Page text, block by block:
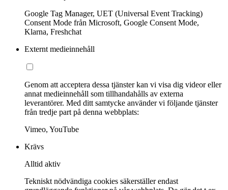
Google Tag Manager, UET (Universal Event Tracking)
Consent Mode från Microsoft, Google Consent Mode,
Klarna, Freshchat
Externt medieinnehåll
Genom att acceptera dessa tjänster kan vi visa dig videor eller
annat medieinnehåll som tillhandahålls av externa
leverantörer. Med ditt samtycke använder vi följande tjänster
från tredje part på denna webbplats:
Vimeo, YouTube
Krävs
Alltid aktiv
Tekniskt nödvändiga cookies säkerställer endast